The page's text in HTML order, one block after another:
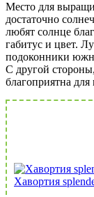
Место для
достаточно
любят солнце
габитус и цвет.
подоконники
С другой
благоприятна
Хавортия